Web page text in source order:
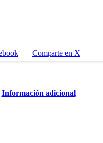
Comparte en X
Información adicional